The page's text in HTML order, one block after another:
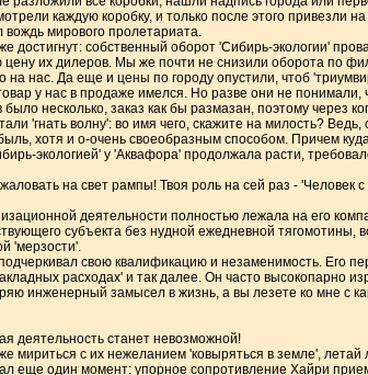
каждую коробку, и только после этого привезли на
вождь мирового пролетариата.
достигнут: собственный оборот 'Сибирь-экологии'
их дилеров. Мы же почти не снизили оборота по
нас. Да еще и цены по городу опустили, чтоб
у нас в продаже имелся. Но разве они не понимали,
несколько, заказ как бы размазан, поэтому через
'гнать волну': во имя чего, скажите на милость?
хотя и о-очень своеобразным способом. Причем
экологией' у 'Аквафора' продолжала расти,
на свет рампы! Твоя роль на сей раз - 'Человек
деятельности полностью лежала на его
субъекта без нудной ежедневной тягомотины,
'мерзости'.
свою квалификацию и незаменимость. Его
расходах' и так далее. Он часто высокопарно
инженерный замысел в жизнь, а вы лезете ко мне с
деятельность станет невозможной!
мириться с их нежеланием 'ковыряться в земле',
еще один момент: упорное сопротивление Хайри